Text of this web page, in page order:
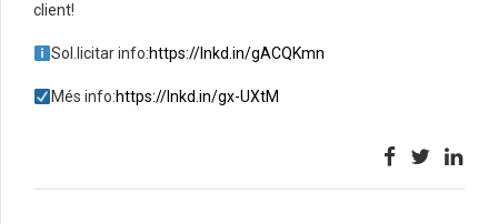
client!
Sol.licitar info:https://lnkd.in/gACQKmn
Més info:https://lnkd.in/gx-UXtM